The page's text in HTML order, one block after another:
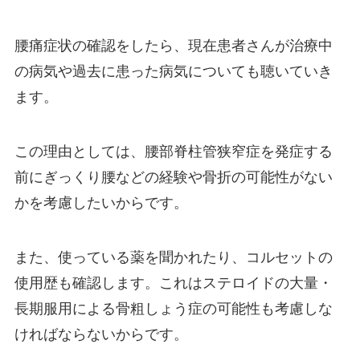
腰痛症状の確認をしたら、現在患者さんが治療中
の病気や過去に患った病気についても聴いていき
ます。
この理由としては、腰部脊柱管狭窄症を発症する
前にぎっくり腰などの経験や骨折の可能性がない
かを考慮したいからです。
また、使っている薬を聞かれたり、コルセットの
使用歴も確認します。これはステロイドの大量・
長期服用による骨粗しょう症の可能性も考慮しな
ければならないからです。